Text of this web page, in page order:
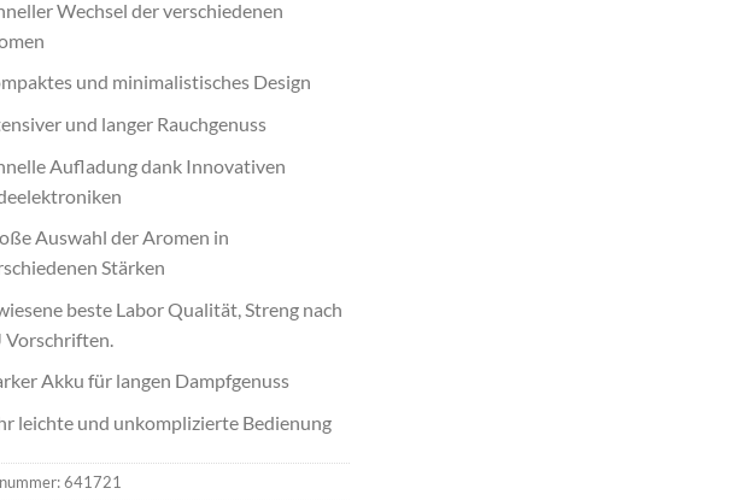
Wechsel der verschiedenen
und minimalistisches Design
und langer Rauchgenuss
Aufladung dank Innovativen
Auswahl der Aromen in
Stärken
beste Labor Qualität, Streng nach
Vorschriften.
Akku für langen Dampfgenuss
leichte und unkomplizierte Bedienung
641721